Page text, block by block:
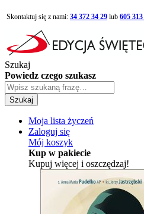
Skontaktuj się z nami: 34 372 34 29 lub 605
Szukaj
Powiedz czego szukasz
Szukaj
Moja lista życzeń
Zaloguj się
Mój koszyk
Kup w pakiecie
Kupuj więcej i oszczędzaj!